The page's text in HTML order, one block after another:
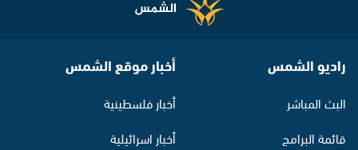
راديو الشمس
البث المباشر
قائمة البرامج
أخبار موقع الشمس
أخبار فلسطينية
أخبار اسرائيلية